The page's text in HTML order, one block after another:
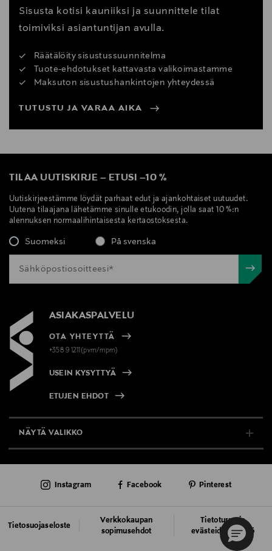
Sisusta kotisi kauniiksi ja suunnittele tilat
toimiviksi asiantuntijan avulla.
Räätälöity sisustussuunnitelma
Tuote-ehdotukset kattavasta valikoimastamme
Maksuton sisustushankintojen yhteydessä
TUTUSTU JA VARAA AIKA
TILAA UUTISKIRJE – ETUSI –10 %
Uutiskirjeestämme löydät parhaat edut ja ajankohtaiset uutuudet.
Uutena tilaajana lähetämme sinulle etukoodin, jolla saat 10 %:n
alennuksen normaalihintaisesta kertaostoksesta.
Suomeksi På svenska
ASIAKASPALVELU
OTA YHTEYTTÄ
+358 9 1211(pvm/mpm)
USEIN KYSYTTYÄ
ETUJEN EHDOT
NÄYTÄ VALIKKO
AJANKOHTAISTA
Tietosuojaseloste
Verkkokaupan
sopimusehdot
Tietoturva ja
evästeiden käyttö
Instagram Facebook Pinterest